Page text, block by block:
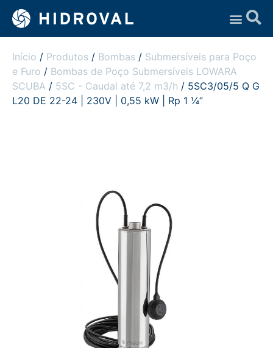
Início / Produtos / Bombas / Submersíveis para Poço
e Furo / Bombas de Poço Submersíveis LOWARA
SCUBA / 5SC - Caudal até 7,2 m3/h / 5SC3/05/5 Q G
L20 DE 22-24 | 230V | 0,55 kW | Rp 1 ¼”